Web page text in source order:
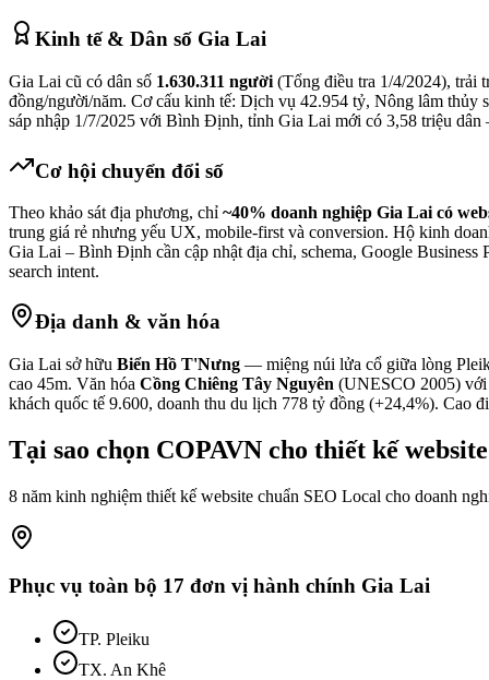
Kinh tế & Dân số Gia Lai
Gia Lai cũ có dân số 1.630.311 người (Tổng điều tra 1/4/2024), trải
đồng/người/năm. Cơ cấu kinh tế: Dịch vụ 42.954 tỷ, Nông lâm thủy
sáp nhập 1/7/2025 với Bình Định, tỉnh Gia Lai mới có 3,58 triệu
Cơ hội chuyển đổi số
Theo khảo sát địa phương, chỉ ~40% doanh nghiệp Gia Lai có
trung giá rẻ nhưng yếu UX, mobile-first và conversion. Hộ kinh
Gia Lai – Bình Định cần cập nhật địa chỉ, schema, Google
search intent.
Địa danh & văn hóa
Gia Lai sở hữu Biển Hồ T'Nưng — miệng núi lửa cổ giữa lòng
cao 45m. Văn hóa Cồng Chiêng Tây Nguyên (UNESCO 2005) với
khách quốc tế 9.600, doanh thu du lịch 778 tỷ đồng (+24,4%). Cao
Tại sao chọn COPAVN cho thiết kế
8 năm kinh nghiệm thiết kế website chuẩn SEO Local cho doanh
Phục vụ toàn bộ 17 đơn vị hành chính Gia Lai
TP. Pleiku
TX. An Khê